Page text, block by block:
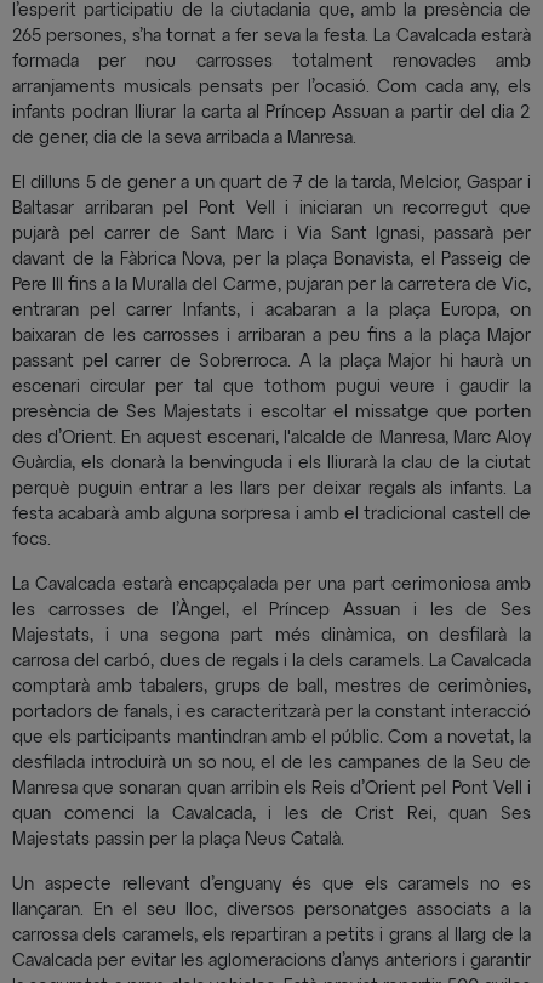
l’esperit participatiu de la ciutadania que, amb la presència de
265 persones, s’ha tornat a fer seva la festa. La Cavalcada estarà
formada per nou carrosses totalment renovades amb
arranjaments musicals pensats per l’ocasió. Com cada any, els
infants podran lliurar la carta al Príncep Assuan a partir del dia 2
de gener, dia de la seva arribada a Manresa.
El dilluns 5 de gener a un quart de 7 de la tarda, Melcior, Gaspar i
Baltasar arribaran pel Pont Vell i iniciaran un recorregut que
pujarà pel carrer de Sant Marc i Via Sant Ignasi, passarà per
davant de la Fàbrica Nova, per la plaça Bonavista, el Passeig de
Pere III fins a la Muralla del Carme, pujaran per la carretera de Vic,
entraran pel carrer Infants, i acabaran a la plaça Europa, on
baixaran de les carrosses i arribaran a peu fins a la plaça Major
passant pel carrer de Sobrerroca. A la plaça Major hi haurà un
escenari circular per tal que tothom pugui veure i gaudir la
presència de Ses Majestats i escoltar el missatge que porten
des d’Orient. En aquest escenari, l'alcalde de Manresa, Marc Aloy
Guàrdia, els donarà la benvinguda i els lliurarà la clau de la ciutat
perquè puguin entrar a les llars per deixar regals als infants. La
festa acabarà amb alguna sorpresa i amb el tradicional castell de
focs.
La Cavalcada estarà encapçalada per una part cerimoniosa amb
les carrosses de l’Àngel, el Príncep Assuan i les de Ses
Majestats, i una segona part més dinàmica, on desfilarà la
carrosa del carbó, dues de regals i la dels caramels. La Cavalcada
comptarà amb tabalers, grups de ball, mestres de cerimònies,
portadors de fanals, i es caracteritzarà per la constant interacció
que els participants mantindran amb el públic. Com a novetat, la
desfilada introduirà un so nou, el de les campanes de la Seu de
Manresa que sonaran quan arribin els Reis d’Orient pel Pont Vell i
quan comenci la Cavalcada, i les de Crist Rei, quan Ses
Majestats passin per la plaça Neus Català.
Un aspecte rellevant d’enguany és que els caramels no es
llançaran. En el seu lloc, diversos personatges associats a la
carrossa dels caramels, els repartiran a petits i grans al llarg de la
Cavalcada per evitar les aglomeracions d’anys anteriors i garantir